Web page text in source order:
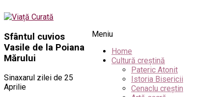
Meniu
Home
Cultură creștină
Pateric Atonit
Istoria Bisericii
Cenaclu creștin
Sfântul cuvios
Vasile de la Poiana
Mărului
Sinaxarul zilei de 25
Aprilie